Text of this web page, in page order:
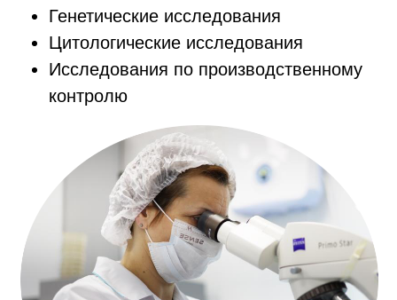
Генетические исследования
Цитологические исследования
Исследования по производственному
контролю